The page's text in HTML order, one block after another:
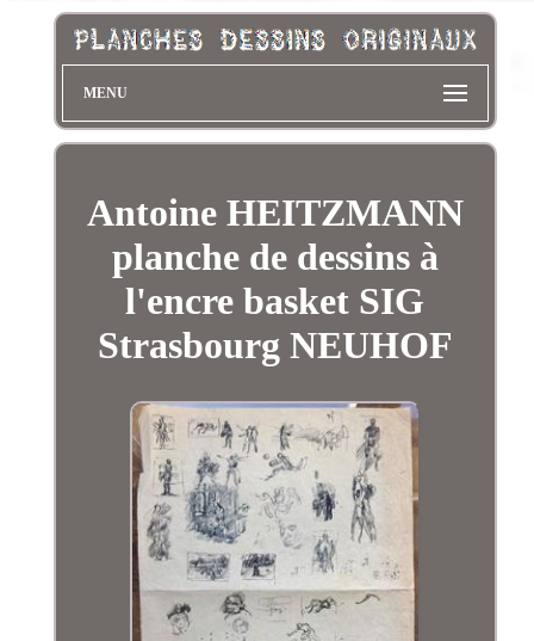
MENU
Antoine HEITZMANN
planche de dessins à
l'encre basket SIG
Strasbourg NEUHOF